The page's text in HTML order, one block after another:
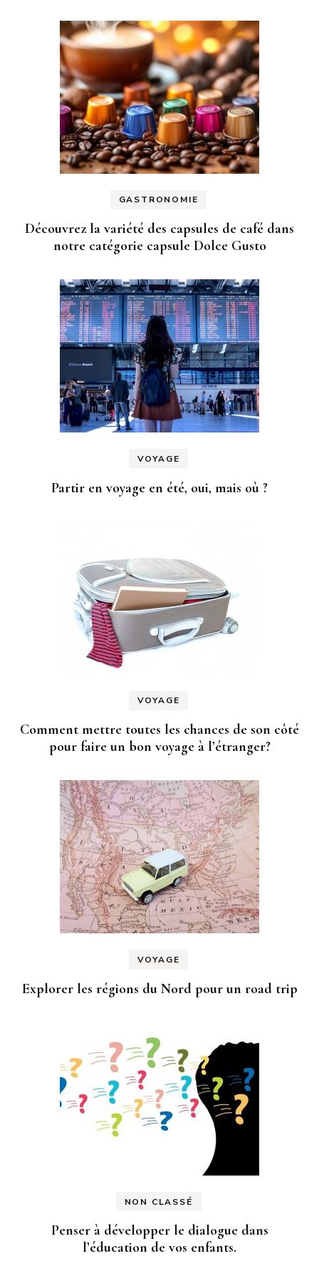
GASTRONOMIE
Découvrez la variété des capsules de café dans
notre catégorie capsule Dolce Gusto
VOYAGE
Partir en voyage en été, oui, mais où ?
VOYAGE
Comment mettre toutes les chances de son côté
pour faire un bon voyage à l’étranger?
VOYAGE
Explorer les régions du Nord pour un road trip
NON CLASSÉ
Penser à développer le dialogue dans
l’éducation de vos enfants.